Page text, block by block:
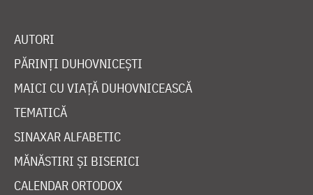
AUTORI
PĂRINȚI DUHOVNICEȘTI
MAICI CU VIAȚĂ DUHOVNICEASCĂ
TEMATICĂ
SINAXAR ALFABETIC
MĂNĂSTIRI ȘI BISERICI
CALENDAR ORTODOX